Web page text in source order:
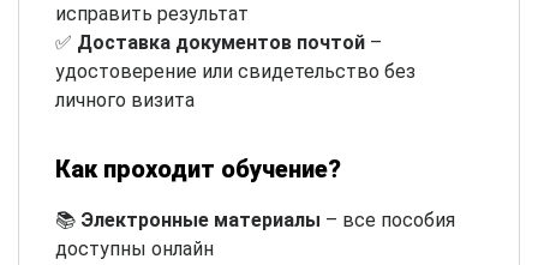
исправить результат
✅ Доставка документов почтой –
удостоверение или свидетельство без
личного визита
Как проходит обучение?
📚 Электронные материалы – все пособия
доступны онлайн